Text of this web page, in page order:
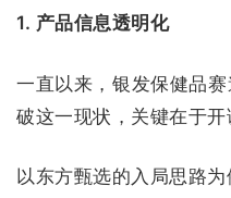
1. 产品信息透明化
一直以来，银发保健品
破这一现状，关键在于开
以东方甄选的入局思路为